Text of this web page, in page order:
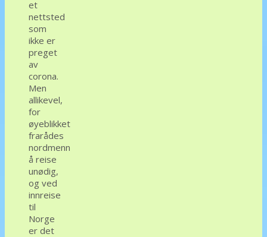
et
nettsted
som
ikke er
preget
av
corona.
Men
allikevel,
for
øyeblikket
frarådes
nordmenn
å reise
unødig,
og ved
innreise
til
Norge
er det